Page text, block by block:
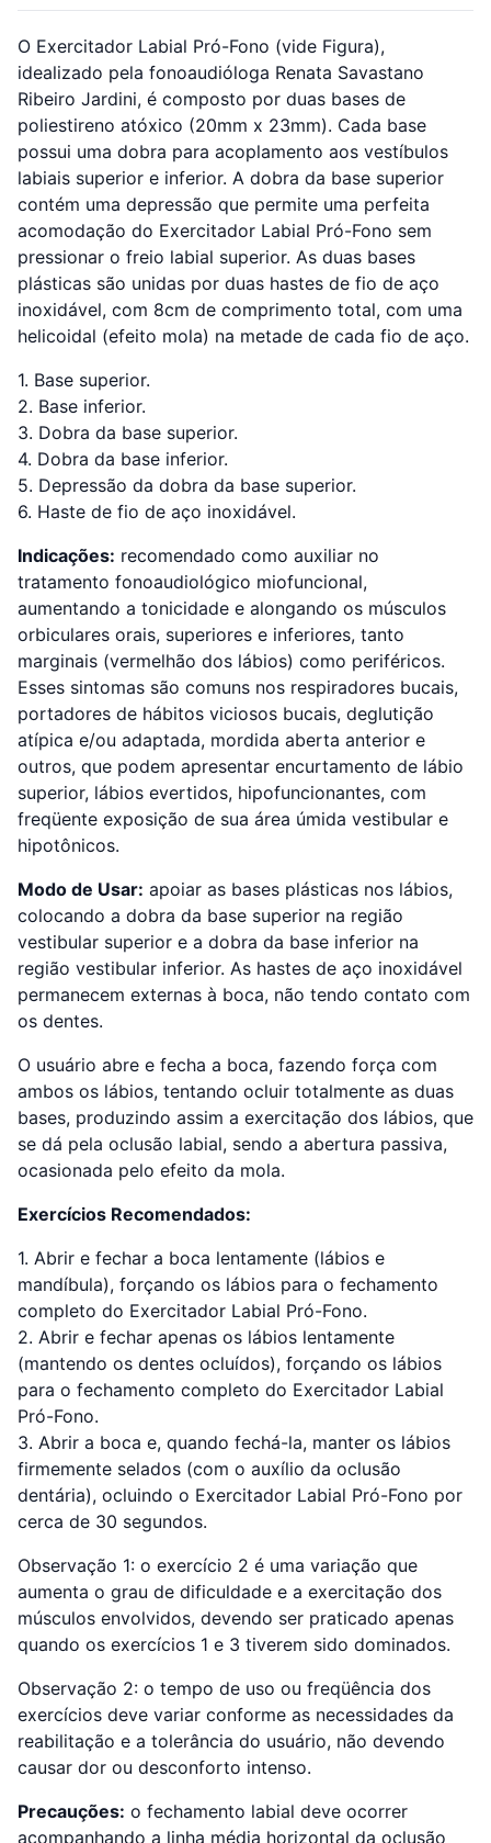
O Exercitador Labial Pró-Fono (vide Figura),
idealizado pela fonoaudióloga Renata Savastano
Ribeiro Jardini, é composto por duas bases de
poliestireno atóxico (20mm x 23mm). Cada base
possui uma dobra para acoplamento aos vestíbulos
labiais superior e inferior. A dobra da base superior
contém uma depressão que permite uma perfeita
acomodação do Exercitador Labial Pró-Fono sem
pressionar o freio labial superior. As duas bases
plásticas são unidas por duas hastes de fio de aço
inoxidável, com 8cm de comprimento total, com uma
helicoidal (efeito mola) na metade de cada fio de aço.
1. Base superior.
2. Base inferior.
3. Dobra da base superior.
4. Dobra da base inferior.
5. Depressão da dobra da base superior.
6. Haste de fio de aço inoxidável.
Indicações: recomendado como auxiliar no
tratamento fonoaudiológico miofuncional,
aumentando a tonicidade e alongando os músculos
orbiculares orais, superiores e inferiores, tanto
marginais (vermelhão dos lábios) como periféricos.
Esses sintomas são comuns nos respiradores bucais,
portadores de hábitos viciosos bucais, deglutição
atípica e/ou adaptada, mordida aberta anterior e
outros, que podem apresentar encurtamento de lábio
superior, lábios evertidos, hipofuncionantes, com
freqüente exposição de sua área úmida vestibular e
hipotônicos.
Modo de Usar: apoiar as bases plásticas nos lábios,
colocando a dobra da base superior na região
vestibular superior e a dobra da base inferior na
região vestibular inferior. As hastes de aço inoxidável
permanecem externas à boca, não tendo contato com
os dentes.
O usuário abre e fecha a boca, fazendo força com
ambos os lábios, tentando ocluir totalmente as duas
bases, produzindo assim a exercitação dos lábios, que
se dá pela oclusão labial, sendo a abertura passiva,
ocasionada pelo efeito da mola.
Exercícios Recomendados:
1. Abrir e fechar a boca lentamente (lábios e
mandíbula), forçando os lábios para o fechamento
completo do Exercitador Labial Pró-Fono.
2. Abrir e fechar apenas os lábios lentamente
(mantendo os dentes ocluídos), forçando os lábios
para o fechamento completo do Exercitador Labial
Pró-Fono.
3. Abrir a boca e, quando fechá-la, manter os lábios
firmemente selados (com o auxílio da oclusão
dentária), ocluindo o Exercitador Labial Pró-Fono por
cerca de 30 segundos.
Observação 1: o exercício 2 é uma variação que
aumenta o grau de dificuldade e a exercitação dos
músculos envolvidos, devendo ser praticado apenas
quando os exercícios 1 e 3 tiverem sido dominados.
Observação 2: o tempo de uso ou freqüência dos
exercícios deve variar conforme as necessidades da
reabilitação e a tolerância do usuário, não devendo
causar dor ou desconforto intenso.
Precauções: o fechamento labial deve ocorrer
acompanhando a linha média horizontal da oclusão